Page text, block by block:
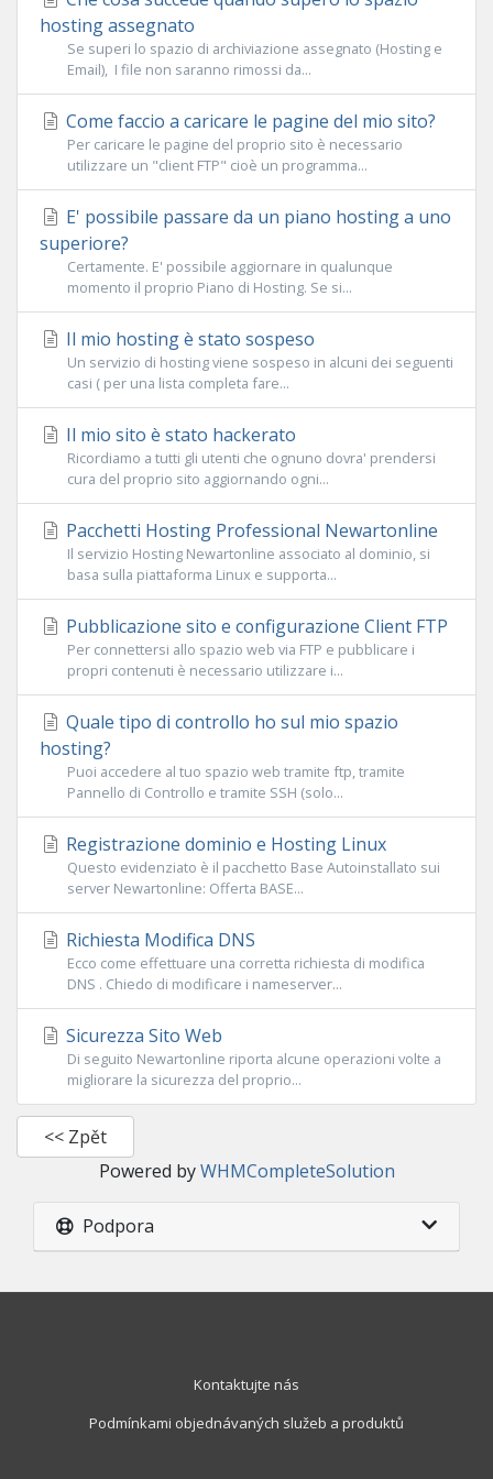
hosting assegnato
Se superi lo spazio di archiviazione assegnato (Hosting e
Email), I file non saranno rimossi da...
Come faccio a caricare le pagine del mio sito?
Per caricare le pagine del proprio sito è necessario
utilizzare un "client FTP" cioè un programma...
E' possibile passare da un piano hosting a uno
superiore?
Certamente. E' possibile aggiornare in qualunque
momento il proprio Piano di Hosting. Se si...
Il mio hosting è stato sospeso
Un servizio di hosting viene sospeso in alcuni dei seguenti
casi ( per una lista completa fare...
Il mio sito è stato hackerato
Ricordiamo a tutti gli utenti che ognuno dovra' prendersi
cura del proprio sito aggiornando ogni...
Pacchetti Hosting Professional Newartonline
Il servizio Hosting Newartonline associato al dominio, si
basa sulla piattaforma Linux e supporta...
Pubblicazione sito e configurazione Client FTP
Per connettersi allo spazio web via FTP e pubblicare i
propri contenuti è necessario utilizzare i...
Quale tipo di controllo ho sul mio spazio
hosting?
Puoi accedere al tuo spazio web tramite ftp, tramite
Pannello di Controllo e tramite SSH (solo...
Registrazione dominio e Hosting Linux
Questo evidenziato è il pacchetto Base Autoinstallato sui
server Newartonline: Offerta BASE...
Richiesta Modifica DNS
Ecco come effettuare una corretta richiesta di modifica
DNS . Chiedo di modificare i nameserver...
Sicurezza Sito Web
Di seguito Newartonline riporta alcune operazioni volte a
migliorare la sicurezza del proprio...
<< Zpět
Powered byWHMCompleteSolution
Podpora
Kontaktujte nás
Podmínkami objednávaných služeb a produktů